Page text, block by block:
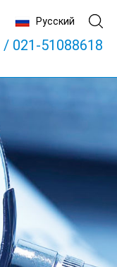
Русский
/ 021-51088618